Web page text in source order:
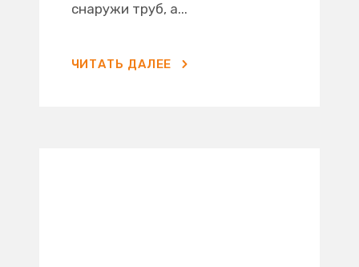
снаружи труб, а...
ЧИТАТЬ ДАЛЕЕ